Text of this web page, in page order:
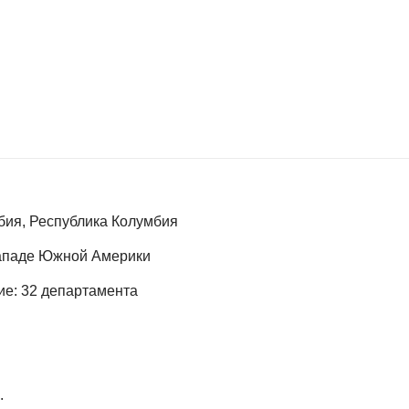
Республика Колумбия
Южной Америки
32 департамента